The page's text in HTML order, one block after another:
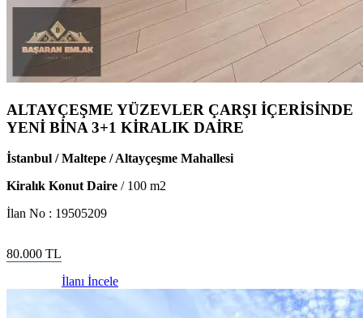
ALTAYÇEŞME YÜZEVLER ÇARŞI İÇERİSİNDE
YENİ BİNA 3+1 KİRALIK DAİRE
İstanbul / Maltepe / Altayçeşme Mahallesi
Kiralık Konut Daire / 100 m2
İlan No : 19505209
80.000 TL
İlanı İncele